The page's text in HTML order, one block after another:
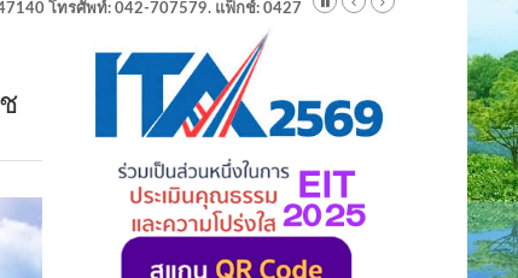
โทรศัพท์: 042-707579. แฟ็กช์: 042707579 E-Mail: